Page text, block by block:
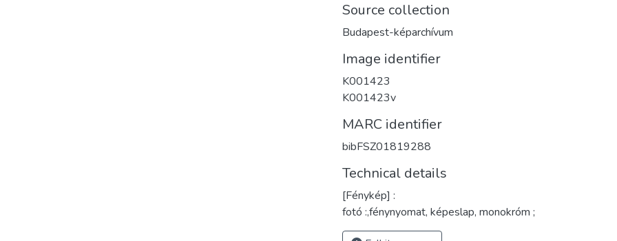
Source collection
Budapest-képarchívum
Image identifier
K001423
K001423v
MARC identifier
bibFSZ01819288
Technical details
[Fénykép] :
fotó :,fénynyomat, képeslap, monokróm ;